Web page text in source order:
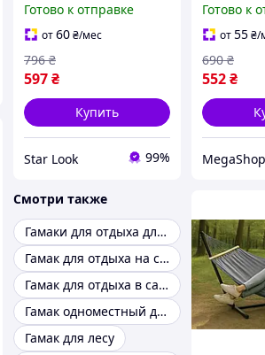
отдыха с москитной
сеткой с креплением
Готово к отправке
от60₴/мес
597₴
796 ₴
Купить
Star Look 99%
гамак для
природе
Готово к
от55₴/
552₴
690 ₴
MegaShop
Смотри также
Гамаки для отдыха для отдыха
Гамак для отдыха на свежем воздухе
Гамак для отдыха в саду
Гамак одноместный для отдыха на природе
Гамак для лесу